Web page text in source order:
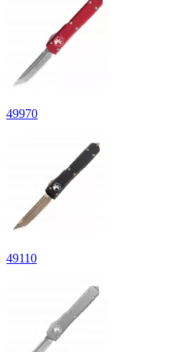
49970
49110